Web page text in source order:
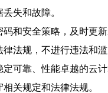
失和故障。
和安全策略，及时更新
法规，不进行违法和滥
定可靠、性能卓越的云
关规定和法律法规。